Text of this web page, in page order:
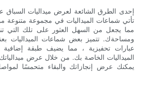
إحدى الطرق الشائعة لعرض ميداليات السباق
تأتي شماعات الميداليات في مجموعة متنوعة
مما يجعل من السهل العثور على تلك
ومساحةك. تتميز بعض شماعات الميداليات
عبارات تحفيزية ، مما يضيف طبقة
الميداليات الخاصة بك. من خلال عرض
يمكنك عرض إنجازاتك والبقاء متحمسًا